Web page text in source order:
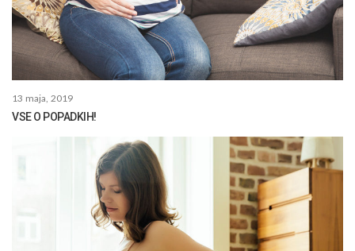
13 maja, 2019
VSE O POPADKIH!